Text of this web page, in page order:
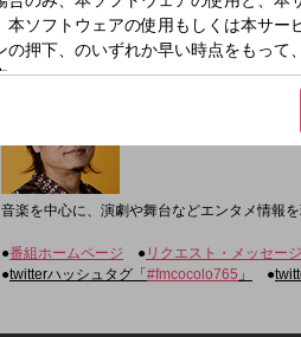
番組名
THE MAGNIFICENT FRIDAY(15時
音楽を中心に、演劇や舞台などエンタメ情報
●番組ホームページ ● リクエスト・メッセージ
●twitterハッシュタグ「 #fmcocolo765 」 ●